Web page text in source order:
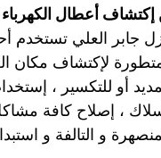
أعطال
جابر العلي تستخدم
لإكتشاف مكان
أو للتكسير ،
، إصلاح كافة
و التالفة و